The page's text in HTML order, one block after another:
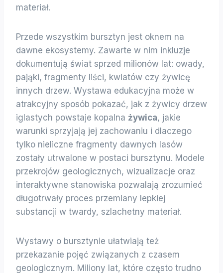
materiał.
Przede wszystkim bursztyn jest oknem na
dawne ekosystemy. Zawarte w nim inkluzje
dokumentują świat sprzed milionów lat: owady,
pająki, fragmenty liści, kwiatów czy żywicę
innych drzew. Wystawa edukacyjna może w
atrakcyjny sposób pokazać, jak z żywicy drzew
iglastych powstaje kopalna żywica, jakie
warunki sprzyjają jej zachowaniu i dlaczego
tylko nieliczne fragmenty dawnych lasów
zostały utrwalone w postaci bursztynu. Modele
przekrojów geologicznych, wizualizacje oraz
interaktywne stanowiska pozwalają zrozumieć
długotrwały proces przemiany lepkiej
substancji w twardy, szlachetny materiał.
Wystawy o bursztynie ułatwiają też
przekazanie pojęć związanych z czasem
geologicznym. Miliony lat, które często trudno